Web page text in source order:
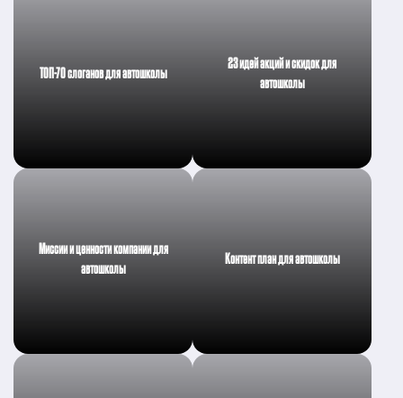
ТОП-70 слоганов для автошколы
23 идей акций и скидок для
автошколы
Миссии и ценности компании для
автошколы
Контент план для автошколы